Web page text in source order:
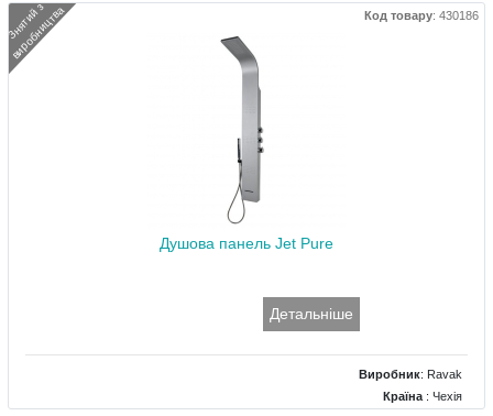
Матеріал: Алюміній
З
н
я
т
и
й
з
в
и
р
о
б
н
и
ц
т
в
а Код товару: 430186
Душова панель Jet Pure
Детальніше
Виробник: Ravak
Країна : Чехія